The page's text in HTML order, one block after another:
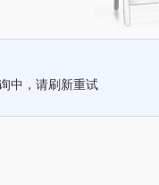
中，请刷新重试